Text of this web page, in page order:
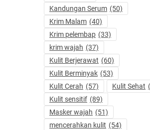
Kandungan Serum (50)
Krim Malam (40)
Krim pelembap (33)
krim wajah (37)
Kulit Berjerawat (60)
Kulit Berminyak (53)
Kulit Cerah (57) Kulit Sehat
Kulit sensitif (89)
Masker wajah (51)
mencerahkan kulit (54)